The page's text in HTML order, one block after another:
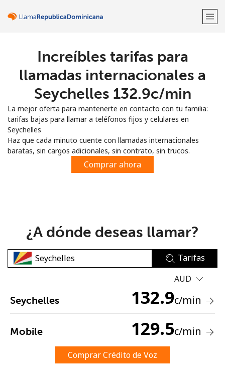
¡Bienvenido!
Regístrate con
o
No se ha creado una contraseña
Una letra mayúscula y una minúscula
Un caracter especial
Increíbles tarifas para
llamadas internacionales a
Seychelles ⁦132.9c⁩/min
La mejor oferta para mantenerte en contacto con tu familia:
tarifas bajas para llamar a teléfonos fijos y celulares en
Seychelles
Haz que cada minuto cuente con llamadas internacionales
baratas, sin cargos adicionales, sin contrato, sin trucos.
Comprar ahora
¿A dónde deseas llamar?
Tarifas
AUD
Seychelles 132.9c/min
Mobile 129.5c/min
Comprar Crédito de Voz